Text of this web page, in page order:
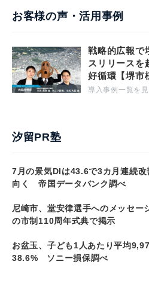
お客様の声・活用事例
戦略的広報で
スリリースを
好循環【堺市
導入事例一覧を
汐留PR塾
7月の景気DIは43.6で3カ月連続
向く 帝国データバンク調べ
尼崎市、堂安律選手へのメッセ
の市制110周年式典で掲示
お盆玉、子ども1人あたり平均
38.6% ソニー損保調べ